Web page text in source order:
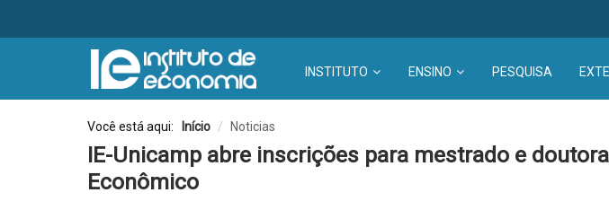
INSTITUTO ENSINO PESQUISA
Você está aqui: Início / Noticias
IE-Unicamp abre inscrições para mestrado e
Econômico